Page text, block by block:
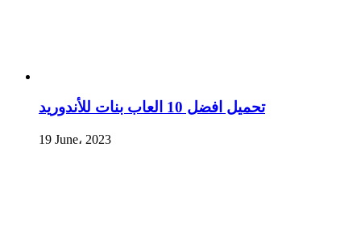
تحميل افضل 10 العاب بنات للأندوريد
19 June، 2023